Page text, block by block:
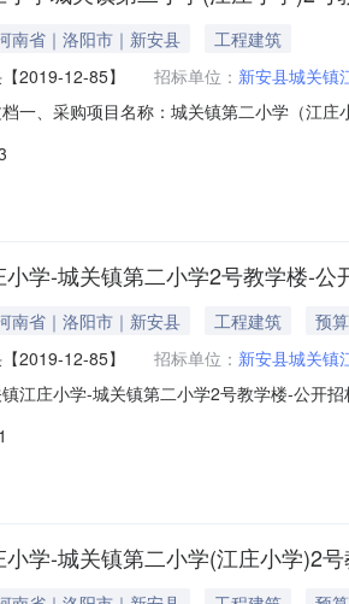
南省｜洛阳市｜新安县
工程建筑
2019-12-85】 招标单位： 新安县城关镇
一、采购项目名称：城关镇第二小学（江
息内容：递交投标文件地点及开标地点：
移民
学-城关镇第二小学2号教学楼-公
南省｜洛阳市｜新安县 工程建筑
预
2019-12-85】 招标单位： 新安县城关镇
江庄小学-城关镇第二小学2号教学楼-公开
年12月31日17:50获取招标文件时间详见
学-城关镇第二小学(江庄小学)2